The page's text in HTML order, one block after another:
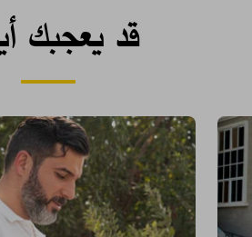
قد يعجبك